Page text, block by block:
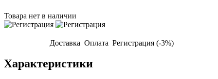
Товара нет в наличии
Доставка Оплата Регистрация (-3%)
Характеристики